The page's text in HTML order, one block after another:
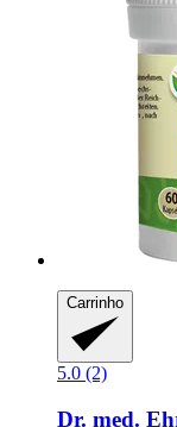
Carrinho
5.0 (2)
Dr. med.